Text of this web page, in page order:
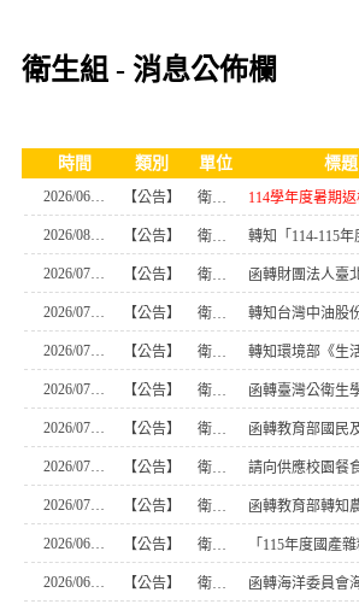
衛生組 - 消息公佈欄
時間 類別 單位 標題
2026/06/29 【公告】 衛生組
2026/08/06 【公告】 衛生組
2026/07/15 【公告】 衛生組
2026/07/15 【公告】 衛生組
2026/07/13 【公告】 衛生組
2026/07/13 【公告】 衛生組
2026/07/08 【公告】 衛生組
2026/07/08 【公告】 衛生組
2026/07/02 【公告】 衛生組
2026/06/29 【公告】 衛生組
2026/06/26 【公告】 衛生組